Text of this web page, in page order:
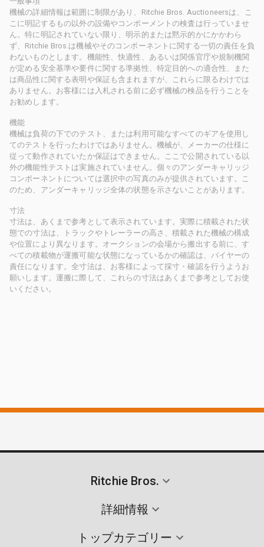
機械の詳細情報は範囲に制限があり、Ritchie Bros. Auctioneersは、こ
こに明記するもの以外の設備やコンポーメントの検査は行っていませ
ん。特に明記されていない限り、明示的または黙示的かにかかわら
ず、Ritchie Bros.は機械やそのコンポーネントに関する一切の責任を負
わないものとします。機能性、快適性、あるいは関係官庁や規制機関
が定める安全基準や要件に関する準拠性、特定目的への適合性、また
は商品性に関する表明や保証も含まれますが、これらに限るわけでは
ありません。お客様には入札される前に必ず機械の検品を行うことを
お勧めします。
機能
機械は負荷の下でのテスト、または利用可能なすべてのギアを使用し
てのテストを行ったわけではありません。機械が、メーカーの仕様に
従って動作されていたか保証はできません。ここで公開されている以
外の機能性テストは実施されていません。個々のアンダーキャリッジ
コンポーネントについては選択中の写真のみが提供されています。こ
のため、アンダーキャリッジ全体の状態を示さないことがあります。
寸法
寸法は、あくまで参考として表示されています。実際に積載された状
態での寸法は、トラックやトレーラーの高さ、積載された機械の構成
や位置により異なります。オークションの会場から搬出する前に、す
べての積載物が運搬可能な状態になっているかの確認は、バイヤーの
責任になります。全寸法は、お客様によって採寸・確認を行うようお
願いします。運搬に際して、これらの寸法はあくまで参考としてお使
いください。
Ritchie Bros.
詳細情報
トップカテゴリー